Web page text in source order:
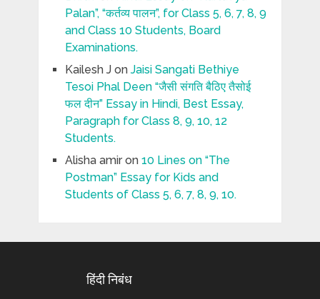
Palan”, “कर्तव्य पालन”, for Class 5, 6, 7, 8, 9
and Class 10 Students, Board
Examinations.
Kailesh Jon Jaisi Sangati Bethiye
Tesoi Phal Deen “जैसी संगति बैठिए तैसोई
फल दीन” Essay in Hindi, Best Essay,
Paragraph for Class 8, 9, 10, 12
Students.
Alisha amiron 10 Lines on “The
Postman” Essay for Kids and
Students of Class 5, 6, 7, 8, 9, 10.
हिंदी निबंध